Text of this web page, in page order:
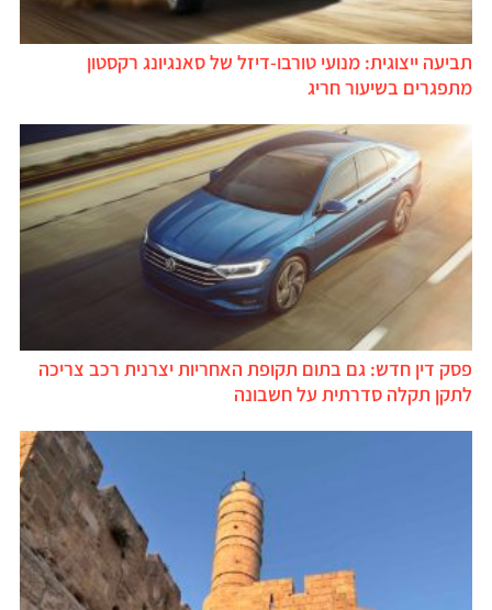
תביעה ייצוגית: מנועי טורבו-דיזל של סאנגיונג רקסטון
מתפגרים בשיעור חריג
פסק דין חדש: גם בתום תקופת האחריות יצרנית רכב צריכה
לתקן תקלה סדרתית על חשבונה